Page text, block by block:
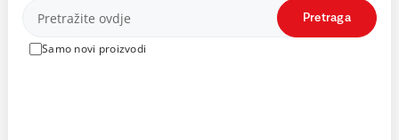
Proizvodi
Samo novi proizvodi
Pretraga